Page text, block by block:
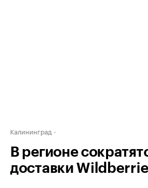
Калининград
В регионе
доставки